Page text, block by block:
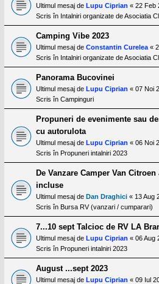
Ultimul mesaj de Lupu Ciprian « 22 Feb
Scris în Intalniri organizate de Asociatia
Camping Vibe 2023
Ultimul mesaj de Constantin Curelea «
Scris în Intalniri organizate de Asociatia
Panorama Bucovinei
Ultimul mesaj de Lupu Ciprian « 07 Noi
Scris în Campinguri
Propuneri de evenimente sau
cu autorulota
Ultimul mesaj de Lupu Ciprian « 06 Noi
Scris în Propuneri intalniri 2023
De Vanzare Camper Van
incluse
Ultimul mesaj de Dan Draghici « 13 Aug
Scris în Bursa RV (vanzari / cumparari)
7...10 sept Talcioc de RV LA
Ultimul mesaj de Lupu Ciprian « 06 Aug
Scris în Propuneri intalniri 2023
August ...sept 2023
Ultimul mesaj de Lupu Ciprian « 09 Iul